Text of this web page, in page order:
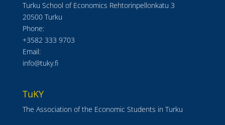
Turku School of Economics Rehtorinpellonkatu 3
20500 Turku
Phone:
+3582 333 9703
Email:
info@tuky.fi
TuKY
The Association of the Economic Students in Turku